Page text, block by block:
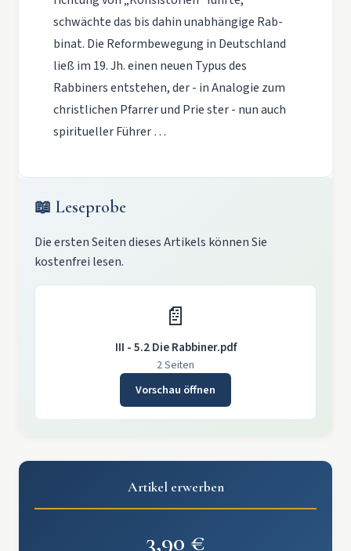
schwächte das bis dahin unabhängige Rab­
binat. Die Reformbewegung in Deutschland
ließ im 19. Jh. einen neuen Typus des
Rabbiners entstehen, der - in Analogie zum
christlichen Pfarrer und Prie­ ster - nun auch
spiritueller Führer …
📖 Leseprobe
Die ersten Seiten dieses Artikels können Sie
kostenfrei lesen.
📄
III - 5.2 Die Rabbiner.pdf
2 Seiten
Vorschau öffnen
Artikel erwerben
3,90 €